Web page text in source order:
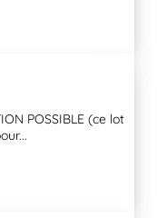
POSSIBLE (ce lot